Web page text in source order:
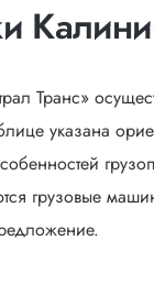
Транс»
указана
грузовые